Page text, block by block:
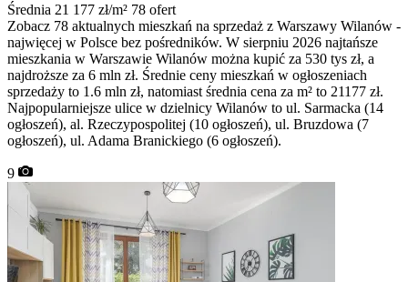
Średnia 21 177 zł/m² 78 ofert
Zobacz 78 aktualnych mieszkań na sprzedaż z Warszawy Wilanów -
najwięcej w Polsce bez pośredników. W sierpniu 2026 najtańsze
mieszkania w Warszawie Wilanów można kupić za 530 tys zł, a
najdroższe za 6 mln zł. Średnie ceny mieszkań w ogłoszeniach
sprzedaży to 1.6 mln zł, natomiast średnia cena za m² to 21177 zł.
Najpopularniejsze ulice w dzielnicy Wilanów to ul. Sarmacka (14
ogłoszeń), al. Rzeczypospolitej (10 ogłoszeń), ul. Bruzdowa (7
ogłoszeń), ul. Adama Branickiego (6 ogłoszeń).
9